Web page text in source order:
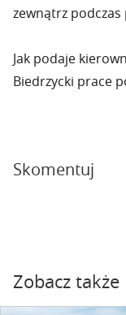
zewnątrz
Jak podaje
Biedrzycki prace
Skomentuj
Zobacz także